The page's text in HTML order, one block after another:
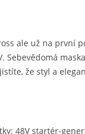
ale už na první
Sebevědomá
že styl a
48V startér-